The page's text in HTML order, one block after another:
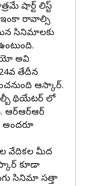
షార్ట్ లిస్ట్
రావాల్సి
సినిమాలకు
అవి
తేదీన
ఆస్కార్.
థియేటర్ లో
ఆర్ఆర్ఆర్
అందరూ
వేదికల మీద
కూడా
సినిమా సత్తా